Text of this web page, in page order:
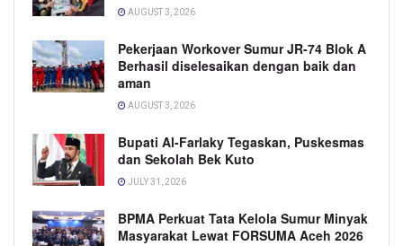
AUGUST 3, 2026
Pekerjaan Workover Sumur JR-74 Blok A
Berhasil diselesaikan dengan baik dan
aman
AUGUST 3, 2026
Bupati Al-Farlaky Tegaskan, Puskesmas
dan Sekolah Bek Kuto
JULY 31, 2026
BPMA Perkuat Tata Kelola Sumur Minyak
Masyarakat Lewat FORSUMA Aceh 2026